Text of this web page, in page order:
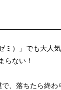
ゼミ）」でも大
らない！
で、落ちたら